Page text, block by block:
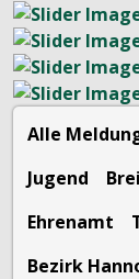
Alle
Jugend
Ehrenamt
Bezirk